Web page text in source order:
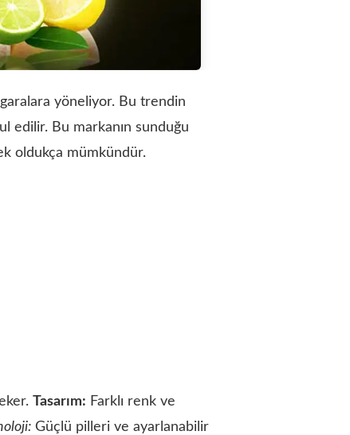
yöneliyor. Bu trendin
edilir. Bu markanın sunduğu
oldukça mümkündür.
Tasarım: Farklı renk ve
Güçlü pilleri ve ayarlanabilir